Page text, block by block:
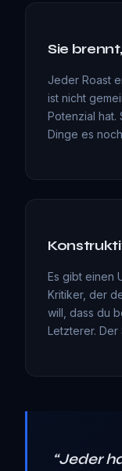
Sie
Jeder Roast
ist nicht
Potenzial hat.
Dinge es
Es gibt einen
Kritiker, der
will, dass du
Letzterer. Der
“Jeder